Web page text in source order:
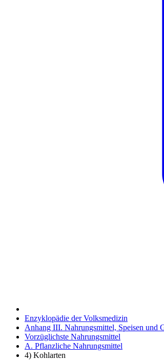
Enzyklopädie der Volksmedizin
Anhang III. Nahrungsmittel, Speisen und
Vorzüglichste Nahrungsmittel
A. Pflanzliche Nahrungsmittel
4) Kohlarten